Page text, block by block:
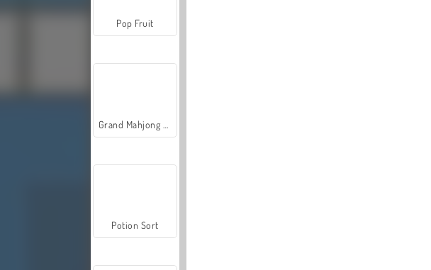
Pop Fruit
Potion Sort